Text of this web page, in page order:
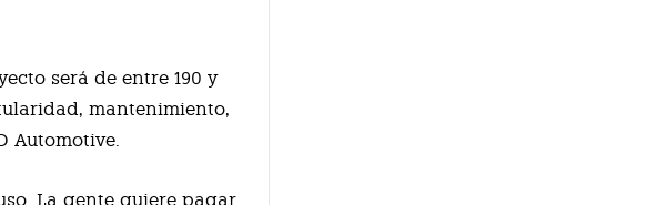
será de entre 190 y
mantenimiento,
Automotive.
La gente quiere pagar